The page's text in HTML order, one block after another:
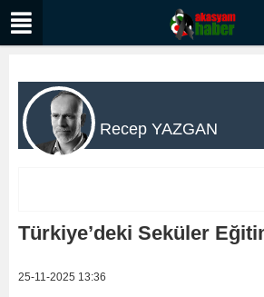
Recep YAZGAN
Türkiye’deki Seküler
25-11-2025 13:36